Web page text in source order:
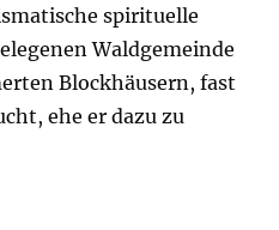
spirituelle
Waldgemeinde
Blockhäusern, fast
ehe er dazu zu